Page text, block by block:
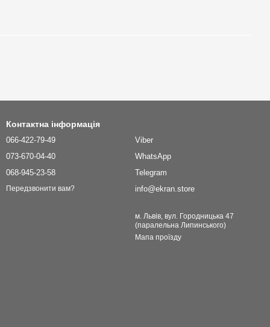
Контактна інформація
066-422-79-49
073-670-04-40
068-945-23-58
Передзвонити вам?
Viber
WhatsApp
Telegram
info@ekran.store
м. Львів, вул. Городницька 47
(паралельна Липинського)
Мапа проїзду